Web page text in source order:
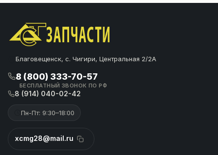
Благовещенск, с. Чигири, Центральная 2/2А
8 (800) 333-70-57
БЕСПЛАТНЫЙ ЗВОНОК ПО РФ
8 (914) 040-02-42
Пн-Пт: 9:30–18:00
xcmg28@mail.ru